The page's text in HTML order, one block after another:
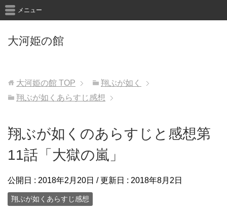
大河姫の館
メニュー
大河姫の館 TOP
翔ぶが如く
翔ぶが如くあらすじ感想
翔ぶが如くのあらすじと感想第
11話「大獄の嵐」
公開日 : 2018年2月20日 / 更新日 : 2018年8月2日
翔ぶが如くあらすじ感想